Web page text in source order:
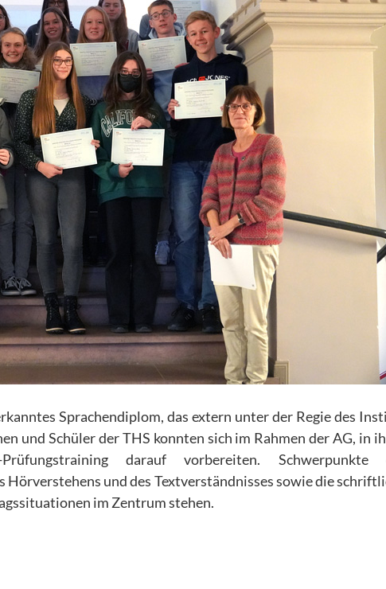
Sprachendiplom, das extern unter der Regie des
und Schüler der THS konnten sich im Rahmen der AG, in
darauf vorbereiten. Schwerpunkte
Hörverstehens und des Textverständnisses sowie die
im Zentrum stehen.